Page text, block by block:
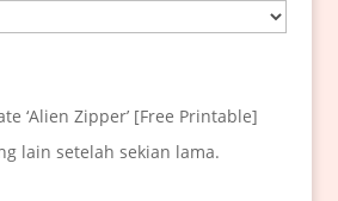
‘Alien Zipper’ [Free Printable]
lain setelah sekian lama.